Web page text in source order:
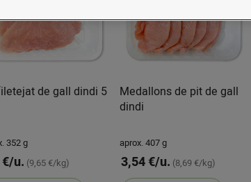
de gall dindi 5
352 g
u. (9,65 €/kg)
Medallons de pit de gall
dindi
aprox. 407 g
3,54 €/u. (8,69 €/kg)